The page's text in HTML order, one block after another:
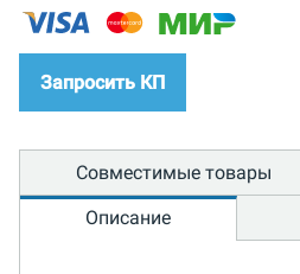
Запросить КП
Совместимые товары
Описание